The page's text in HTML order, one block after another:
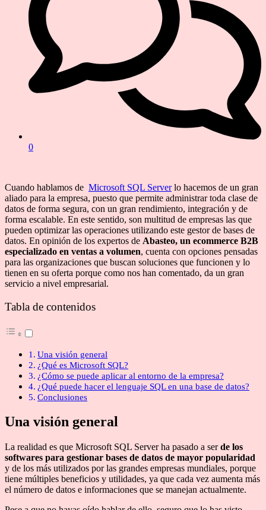
0
Cuando hablamos de Microsoft SQL Serverlo hacemos de un gran
aliado para la empresa, puesto que permite administrar toda clase de
datos de forma segura, con un gran rendimiento, integración y de
forma escalable. En este sentido, son multitud de empresas las que
pueden optimizar las operaciones utilizando este gestor de bases de
datos. En opinión de los expertos de Abasteo, un ecommerce B2B
especializado en ventas a volumen, cuenta con opciones pensadas
para las organizaciones que buscan soluciones que funcionen y lo
tienen en su oferta porque como nos han comentado, da un gran
servicio a nivel empresarial.
Tabla de contenidos
Una visión general
¿Qué es Microsoft SQL?
¿Cómo se puede aplicar al entorno de la empresa?
¿Qué puede hacer el lenguaje SQL en una base de datos?
Conclusiones
Una visión general
La realidad es que Microsoft SQL Server ha pasado a serde los
softwares para gestionar bases de datos de mayor popularidad
y de los más utilizados por las grandes empresas mundiales, porque
tiene múltiples beneficios y utilidades, ya que cada vez aumenta más
el número de datos e informaciones que se manejan actualmente.